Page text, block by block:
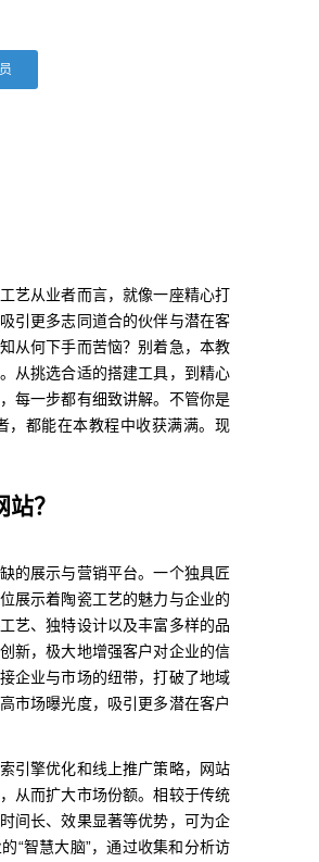
艺从业者而言，就像一座精心打
引更多志同道合的伙伴与潜在客
从何下手而苦恼？别着急，本教
从挑选合适的搭建工具，到精心
每一步都有细致讲解。不管你是
，都能在本教程中收获满满。现
？
的展示与营销平台。一个独具匠
展示着陶瓷工艺的魅力与企业的
艺、独特设计以及丰富多样的品
新，极大地增强客户对企业的信
企业与市场的纽带，打破了地域
市场曝光度，吸引更多潜在客户
引擎优化和线上推广策略，网站
从而扩大市场份额。相较于传统
间长、效果显著等优势，可为企
“智慧大脑”，通过收集和分析访